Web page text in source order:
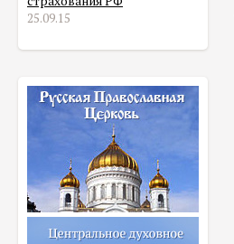
25.09.15